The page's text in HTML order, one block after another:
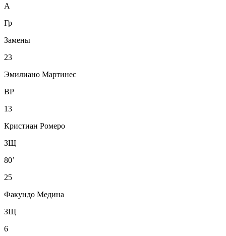
А
Гр
Замены
23
Эмилиано Мартинес
ВР
13
Кристиан Ромеро
ЗЩ
80’
25
Факундо Медина
ЗЩ
6